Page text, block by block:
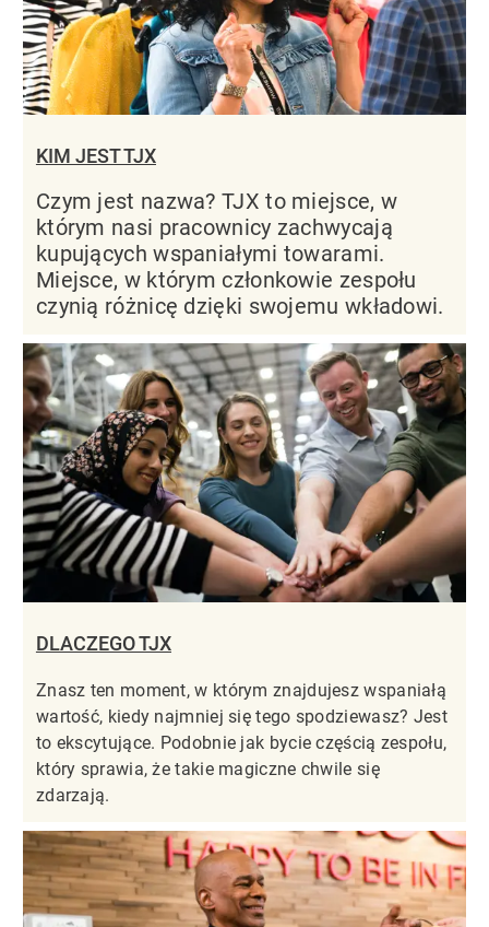
KIM JEST TJX
Czym jest nazwa? TJX to miejsce, w
którym nasi pracownicy zachwycają
kupujących wspaniałymi towarami.
Miejsce, w którym członkowie zespołu
czynią różnicę dzięki swojemu wkładowi.
DLACZEGO TJX
Znasz ten moment, w którym znajdujesz wspaniałą
wartość, kiedy najmniej się tego spodziewasz? Jest
to ekscytujące. Podobnie jak bycie częścią zespołu,
który sprawia, że takie magiczne chwile się
zdarzają.